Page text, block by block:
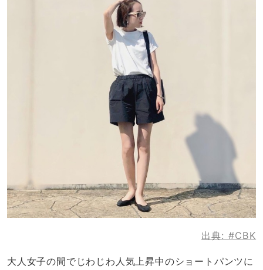
出典: #CBK
大人女子の間でじわじわ人気上昇中のショートパンツに